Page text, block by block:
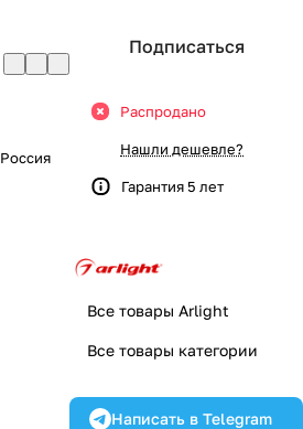
Россия
Подписаться
Распродано
Нашли дешевле?
Гарантия 5 лет
Все товары Arlight
Все товары категории
Написать в Telegram